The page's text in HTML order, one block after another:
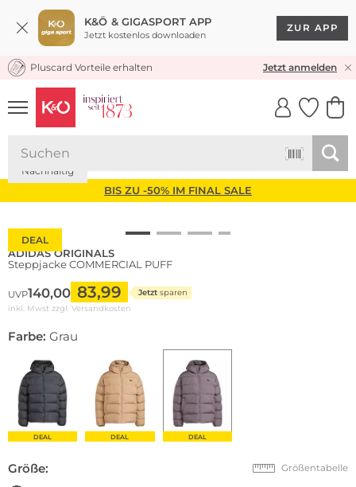
K&Ö & GIGASPORT APP
Jetzt kostenlos downloaden
ZUR APP
KOSTENLOSER VERSAND* & RÜCKVERSAND
Pluscard Vorteile erhalten Jetzt anmelden
UNSERE APP
CLICK &
BIS ZU -50% IM FINAL SALE
DEAL
Nachhaltig
ADIDAS ORIGINALS
Steppjacke COMMERCIAL PUFF
UVP140,00 83,99 Jetzt sparen
inkl. Mwst zzgl. Versandkosten
Farbe: Grau
DEAL DEAL DEAL
Größe: Größentabelle